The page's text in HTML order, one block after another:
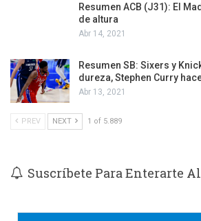
Resumen ACB (J31): El
de altura
Abr 14, 2021
Resumen SB: Sixers y
dureza, Stephen Curry
Abr 13, 2021
PREV NEXT 1 of 5.889
Suscríbete Para Enterarte